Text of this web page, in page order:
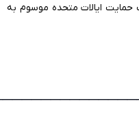
حمایت ایالات متحده موسوم به